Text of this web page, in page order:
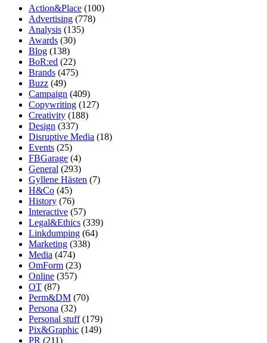
Action&Place (100)
Advertising (778)
Analysis (135)
Awards (30)
Blog (138)
BoR:ed (22)
Brands (475)
Buzz (49)
Campaign (409)
Copywriting (127)
Creativity (188)
Design (337)
Disruptive Media (18)
Events (25)
FBGarage (4)
General (293)
Gyllene Hästen (7)
H&Co (45)
History (76)
Interactive (57)
Legal&Ethics (339)
Linkdumping (64)
Marketing (338)
Media (474)
OmForm (23)
Online (357)
OT (87)
Perm&DM (70)
Persona (32)
Personal stuff(179)
Pix&Graphic (149)
PR (211)